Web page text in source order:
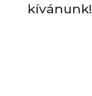
kívánunk!